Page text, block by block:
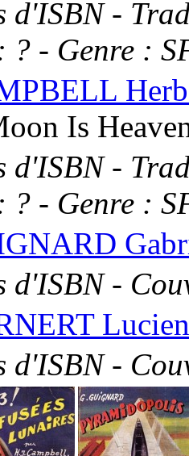
d'ISBN -
? - Genre :
Is
d'ISBN -
? - Genre :
d'ISBN -
Lucien
d'ISBN -